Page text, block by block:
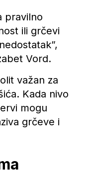
pravilno
ili grčevi
Vord.
važan za
Kada nivo
mogu
grčeve i